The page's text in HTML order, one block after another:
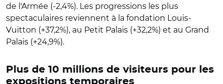
de l'Armée (-2,4%). Les progressions les plus
spectaculaires reviennent à la fondation Louis-
Vuitton (+37,2%), au Petit Palais (+32,2%) et au Grand
Palais (+24,9%).
Plus de 10 millions de visiteurs pour les
expositions temporaires